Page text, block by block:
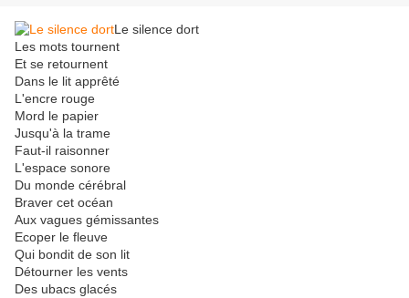
Le silence dort
Les mots tournent
Et se retournent
Dans le lit apprêté
L'encre rouge
Mord le papier
Jusqu'à la trame
Faut-il raisonner
L'espace sonore
Du monde cérébral
Braver cet océan
Aux vagues gémissantes
Ecoper le fleuve
Qui bondit de son lit
Détourner les vents
Des ubacs glacés